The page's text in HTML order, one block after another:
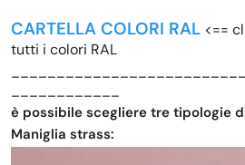
CARTELLA COLORI RAL <==
tutti i colori RAL
____________
è possibile scegliere tre tipologie
Maniglia strass: